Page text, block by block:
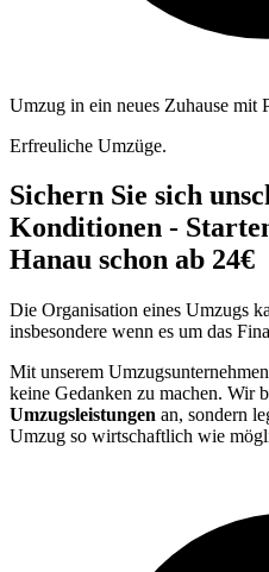
Umzug in ein neues Zuhause mit
Erfreuliche Umzüge.
Sichern Sie sich
Konditionen -
Hanau schon ab 24€
Die Organisation eines Umzugs
insbesondere wenn es um das
Mit unserem
keine Gedanken zu machen. Wir
Umzugsleistungen an, sondern
Umzug so wirtschaftlich wie